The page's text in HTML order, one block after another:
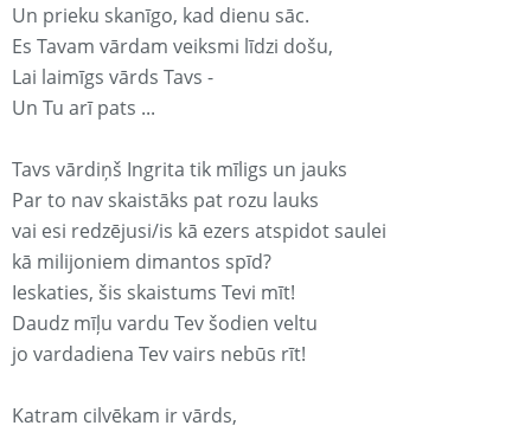
Un prieku skanīgo, kad dienu sāc.
Es Tavam vārdam veiksmi līdzi došu,
Lai laimīgs vārds Tavs -
Un Tu arī pats ...
Tavs vārdiņš Ingrita tik mīligs un jauks
Par to nav skaistāks pat rozu lauks
vai esi redzējusi/is kā ezers atspidot saulei
kā milijoniem dimantos spīd?
Ieskaties, šis skaistums Tevi mīt!
Daudz mīļu vardu Tev šodien veltu
jo vardadiena Tev vairs nebūs rīt!
Katram cilvēkam ir vārds,